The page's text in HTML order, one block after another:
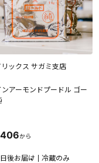
リックス サガミ支店
ンアーモンドプードル ゴー
から
後お届け 冷蔵のみ